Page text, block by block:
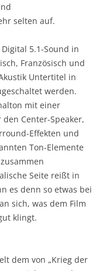
selten auf.
5.1-Sound in
Französisch und
Untertitel in
werden.
mit einer
Center-Speaker,
Effekten und
Ton-Elemente
Seite reißt in
es denn so etwas bei
sich, was dem Film
klingt.
dem von „Krieg der